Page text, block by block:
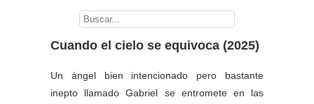
Romance Fantasía Drama Animación Crimen
Cuando el cielo se equivoca (2025)
Un ángel bien intencionado pero bastante
inepto llamado Gabriel se entromete en las